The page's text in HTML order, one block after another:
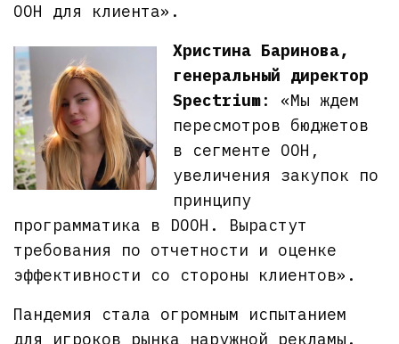
OOH для клиента».
Христина Баринова,
генеральный директор
Spectrium: «Мы ждем
пересмотров бюджетов
в сегменте OOH,
увеличения закупок по
принципу
программатика в DOOH. Вырастут
требования по отчетности и оценке
эффективности со стороны клиентов».
Пандемия стала огромным испытанием
для игроков рынка наружной рекламы.